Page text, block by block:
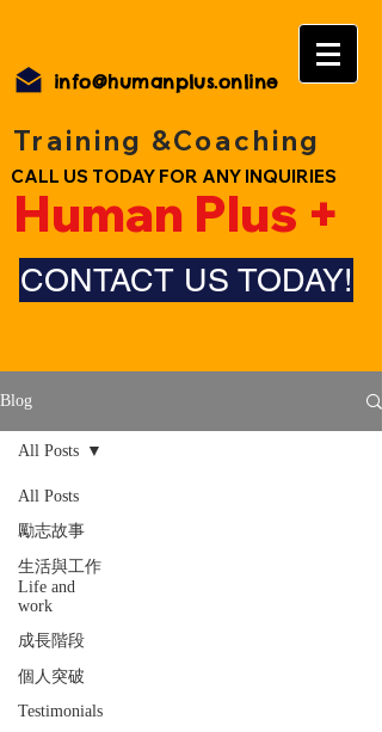
info@humanplus.online
Training &Coaching
CALL US TODAY FOR ANY INQUIRIES
Human Plus +
CONTACT US TODAY!
Blog
All Posts
勵志故事
生活與工作
Life and
work
成長階段
個人突破
Testimonials
All Posts